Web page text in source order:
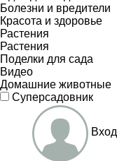
Болезни и вредители
Красота и здоровье
Растения
Растения
Поделки для сада
Видео
Домашние животные
Суперсадовник
Вход